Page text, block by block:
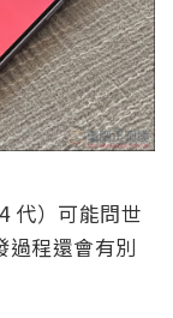
代）可能問世
過程還會有別